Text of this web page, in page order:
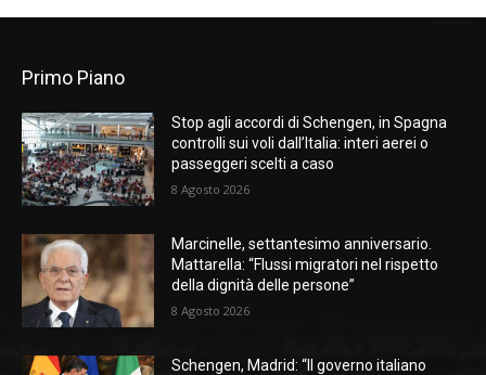
Primo Piano
Stop agli accordi di Schengen, in Spagna
controlli sui voli dall’Italia: interi aerei o
passeggeri scelti a caso
8 Agosto 2026
Marcinelle, settantesimo anniversario.
Mattarella: “Flussi migratori nel rispetto
della dignità delle persone”
8 Agosto 2026
Schengen, Madrid: “Il governo italiano